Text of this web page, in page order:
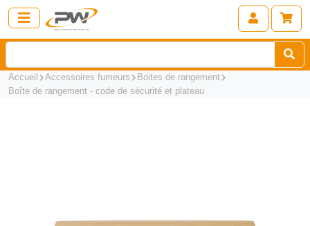
Accueil Accessoires fumeurs
Boites de rangement
Boîte de rangement - code de sécurité et plateau